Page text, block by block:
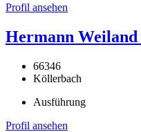
Profil ansehen
Hermann
66346
Köllerbach
Ausführung
Profil ansehen